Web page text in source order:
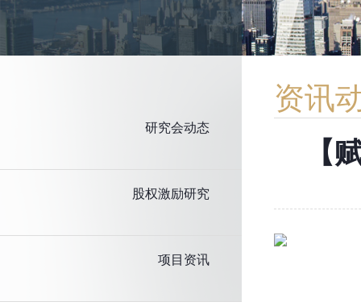
研究会动态
股权激励研究
项目资讯
资讯
【